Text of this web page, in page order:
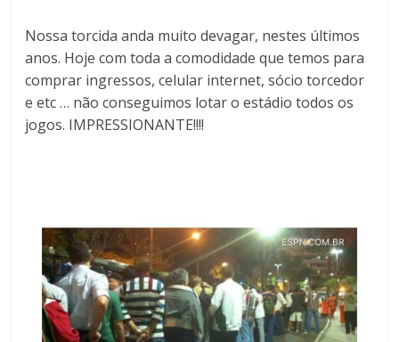
Nossa torcida anda muito devagar, nestes últimos
anos. Hoje com toda a comodidade que temos para
comprar ingressos, celular internet, sócio torcedor
e etc … não conseguimos lotar o estádio todos os
jogos. IMPRESSIONANTE!!!!